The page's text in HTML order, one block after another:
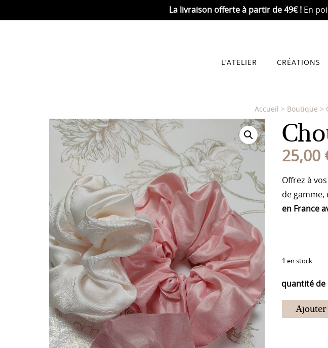
La livraison offerte à partir de 49€ ! En
L’ATELIER CRÉATIONS
Accueil > Boutique >
25,00
Offrez à
de gamme,
en France
1 en stock
quantité de
Ajouter